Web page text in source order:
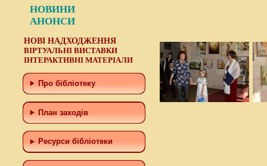
НОВИНИ
АНОНСИ
НОВІ НАДХОДЖЕННЯ
ВІРТУАЛЬНІ ВИСТАВКИ
ІНТЕРАКТИВНІ МАТЕРІАЛИ
Про бібліотеку
План заходів
Ресурси бібліотеки